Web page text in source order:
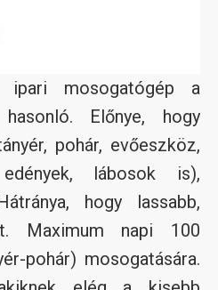
ipari mosogatógép a
Előnye, hogy
pohár, evőeszköz,
lábosok is),
hogy lassabb,
Maximum napi 100
pohár) mosogatására.